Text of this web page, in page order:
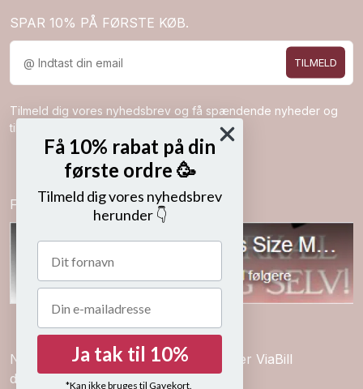
SPAR 10% PÅ FØRSTE KØB.
TILMELD
Tilmeld dig vores nyhedsbrev og få spændende nyheder og
tilbud direkte i din indbakke.
Følg os på
Nem betaling med kort, mobilepay eller ViaBill
delbetalinger
Få 10% rabat på din
første ordre 🥳
Tilmeld dig vores nyhedsbrev
herunder 👇
Ja tak til 10%
*Kan ikke bruges til Gavekort.